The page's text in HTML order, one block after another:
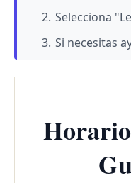
Selecciona
Si necesitas